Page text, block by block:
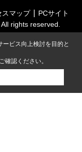
スマップ
PCサイト
rights reserved.
ビス向上検討を目的と
確認ください。